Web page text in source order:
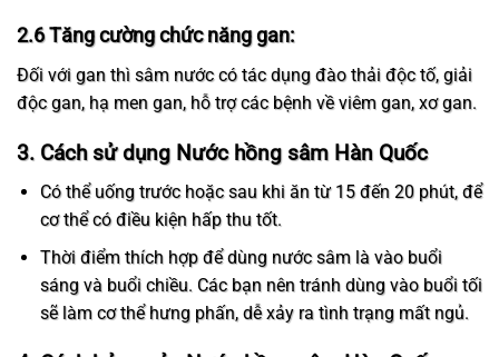
2.6 Tăng cường chức năng gan:
Đối với gan thì sâm nước có tác dụng đào thải độc tố, giải
độc gan, hạ men gan, hỗ trợ các bệnh về viêm gan, xơ gan.
3. Cách sử dụng Nước hồng sâm Hàn Quốc
Có thể uống trước hoặc sau khi ăn từ 15 đến 20 phút, để
cơ thể có điều kiện hấp thu tốt.
Thời điểm thích hợp để dùng nước sâm là vào buổi
sáng và buổi chiều. Các bạn nên tránh dùng vào buổi tối
sẽ làm cơ thể hưng phấn, dễ xảy ra tình trạng mất ngủ.